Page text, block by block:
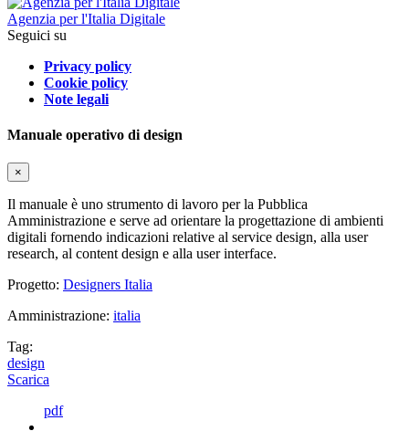
Agenzia per l'Italia Digitale
Seguici su
Privacy policy
Cookie policy
Note legali
Manuale operativo di design
×
Il manuale è uno strumento di lavoro per la Pubblica
Amministrazione e serve ad orientare la progettazione di ambienti
digitali fornendo indicazioni relative al service design, alla user
research, al content design e alla user interface.
Progetto: Designers Italia
Amministrazione: italia
Tag:
design
Scarica
pdf